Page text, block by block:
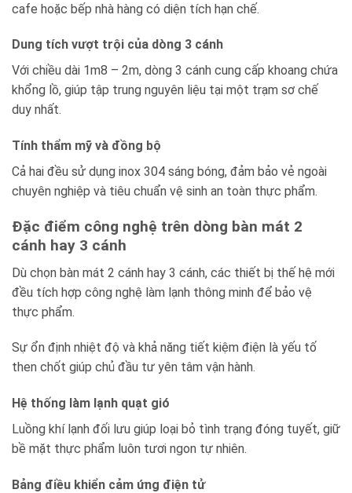
cafe hoặc bếp nhà hàng có diện tích hạn chế.
Dung tích vượt trội của dòng 3 cánh
Với chiều dài 1m8 – 2m, dòng 3 cánh cung cấp khoang chứa
khổng lồ, giúp tập trung nguyên liệu tại một trạm sơ chế
duy nhất.
Tính thẩm mỹ và đồng bộ
Cả hai đều sử dụng inox 304 sáng bóng, đảm bảo vẻ ngoài
chuyên nghiệp và tiêu chuẩn vệ sinh an toàn thực phẩm.
Đặc điểm công nghệ trên dòng bàn mát 2
cánh hay 3 cánh
Dù chọn bàn mát 2 cánh hay 3 cánh, các thiết bị thế hệ mới
đều tích hợp công nghệ làm lạnh thông minh để bảo vệ
thực phẩm.
Sự ổn định nhiệt độ và khả năng tiết kiệm điện là yếu tố
then chốt giúp chủ đầu tư yên tâm vận hành.
Hệ thống làm lạnh quạt gió
Luồng khí lạnh đối lưu giúp loại bỏ tình trạng đóng tuyết, giữ
bề mặt thực phẩm luôn tươi ngon tự nhiên.
Bảng điều khiển cảm ứng điện tử